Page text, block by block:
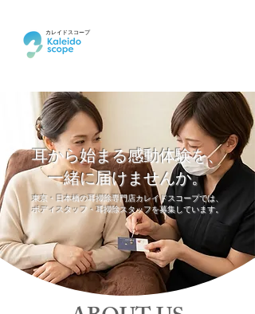
カレイドスコープ
耳から始まる感動体験を、
一緒に届けませんか。
東京・日本橋の耳掃除専門店カレイドスコープでは、
ボディスタッフ・耳掃除スタッフを募集しています。